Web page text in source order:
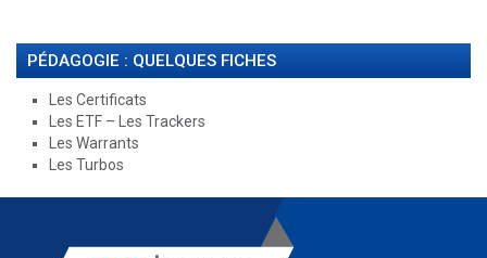
PÉDAGOGIE : QUELQUES FICHES
Les Certificats
Les ETF – Les Trackers
Les Warrants
Les Turbos